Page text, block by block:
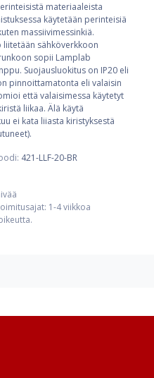
materiaaleista
käytetään perinteisiä
massiivimessinkiä.
liitetään sähköverkkoon
sopii Lamplab
Suojausluokitus on IP20 eli
pinnoittamatonta eli valaisin
että valaisimessa käytetyt
liikaa. Älä käytä
ei kata liiasta kiristyksestä
421-LLF-20-BR
1-4 viikkoa